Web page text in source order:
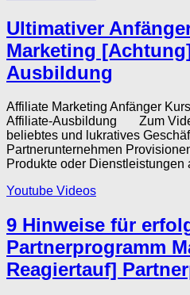
Ultimativer
Marketing
Ausbildung
Affiliate Marketing Anfänger
Affiliate-Ausbildung Zum
beliebtes und lukratives
Partnerunternehmen
Produkte oder Dienstleistungen
Youtube Videos
9 Hinweise für
Partnerprogramm
Reagiertauf]